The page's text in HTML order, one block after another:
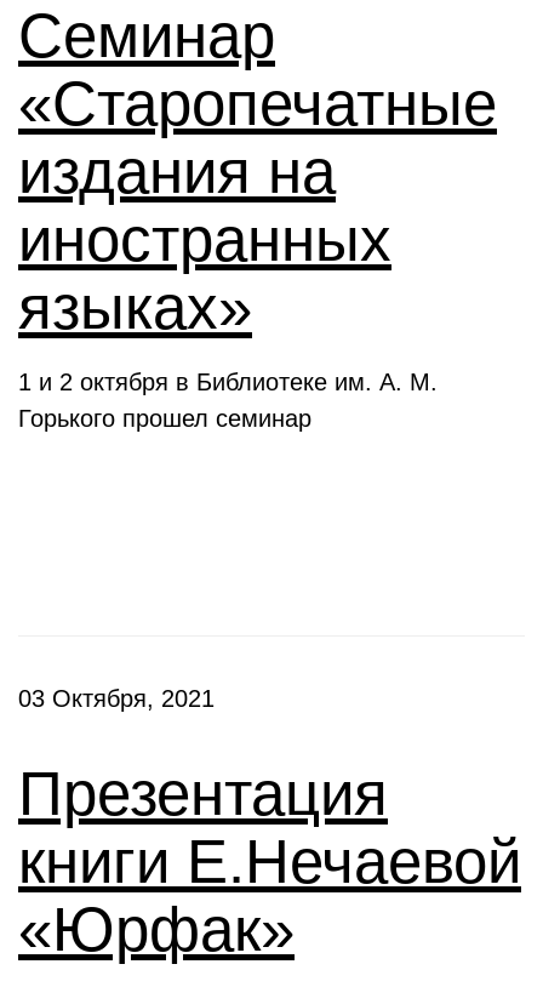
Семинар
«Старопечатные
издания на
иностранных
языках»
1 и 2 октября в Библиотеке им. А. М.
Горького прошел семинар
03 Октября, 2021
Презентация
книги Е.Нечаевой
«Юрфак»